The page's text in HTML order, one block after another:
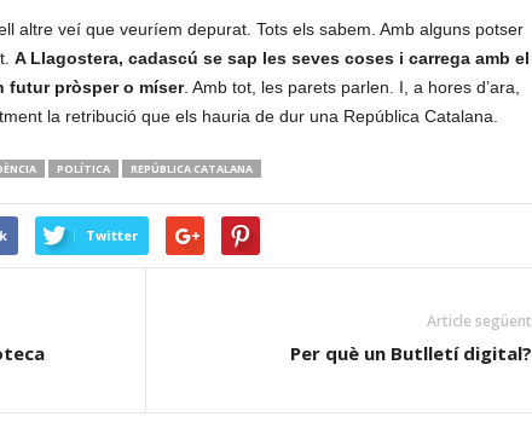
altre veí que veuríem depurat. Tots els sabem. Amb alguns potser
A Llagostera, cadascú se sap les seves coses i carrega amb el
futur pròsper o míser. Amb tot, les parets parlen. I, a hores d’ara,
la retribució que els hauria de dur una República Catalana.
POLÍTICA REPÚBLICA CATALANA
Twitter
Article següent
Per què un Butlletí digital?